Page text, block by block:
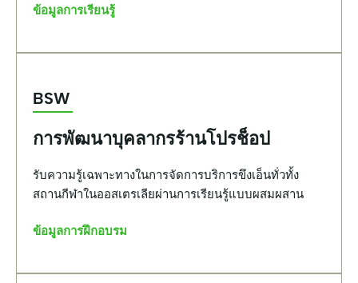
ข้อมูลการเรียนรู้
BSW
การพัฒนาบุคลากรร้านโปรช็อป
รับความรู้เฉพาะทางในการจัดการบริการขึงเอ็นทั่วทั้ง
สถานกีฬาในออสเตรเลียผ่านการเรียนรู้แบบผสมผสาน
ข้อมูลการฝึกอบรม